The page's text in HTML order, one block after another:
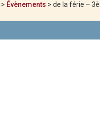
> Évènements > de la férie –